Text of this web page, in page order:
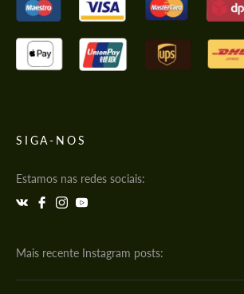
SIGA-NOS
Estamos nas redes sociais:
Mais recente Instagram posts: